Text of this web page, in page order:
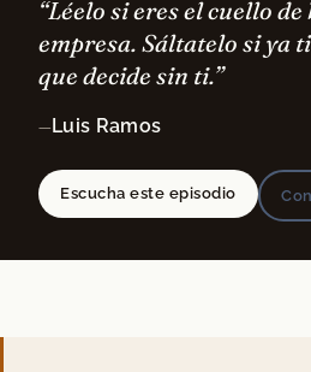
“Léelo si eres el cuello
empresa. Sáltatelo si ya
que decide sin ti.”
— Luis Ramos
Escucha este episodio